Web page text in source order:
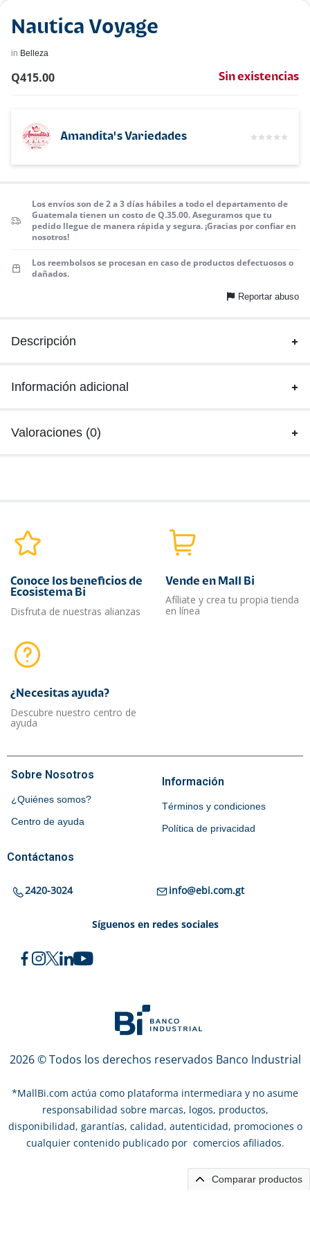
Nautica Voyage
in Belleza
Q415.00 Sin existencias
Amandita's Variedades
Los envíos son de 2 a 3 días hábiles a todo el departamento de
Guatemala tienen un costo de Q.35.00. Aseguramos que tu
pedido llegue de manera rápida y segura. ¡Gracias por confiar en
nosotros!
Los reembolsos se procesan en caso de productos defectuosos o
dañados.
Reportar abuso
Descripción
Información adicional
Valoraciones (0)
Conoce los beneficios de
Ecosistema Bi
Disfruta de nuestras alianzas
Vende en Mall Bi
Afíliate y crea tu propia tienda
en línea
¿Necesitas ayuda?​
Descubre nuestro centro de
ayuda
Sobre Nosotros
¿Quiénes somos?
Centro de ayuda
Información
Términos y condiciones
Política de privacidad
Contáctanos
2420-3024 info@ebi.com.gt
Síguenos en redes sociales
2026 © Todos los derechos reservados Banco Industrial
*MallBi.com actúa como plataforma intermediara y no asume
responsabilidad sobre marcas, logos, productos,
disponibilidad, garantías, calidad, autenticidad, promociones o
cualquier contenido publicado por comercios afiliados.
Comparar productos